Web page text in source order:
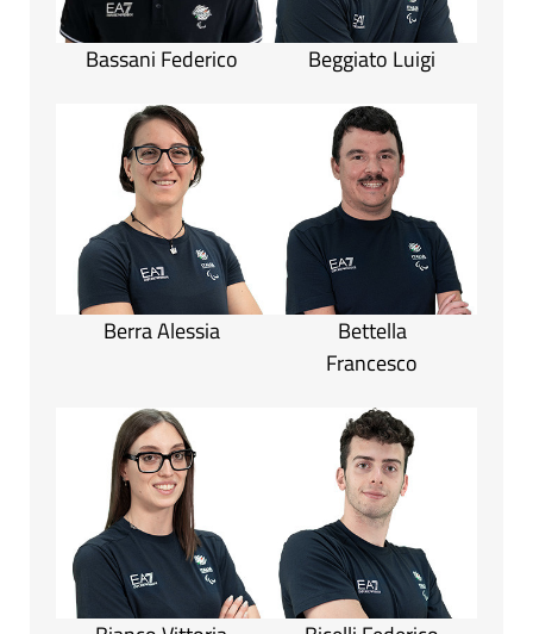
Bassani Federico Beggiato Luigi
Berra Alessia
Bettella
Francesco